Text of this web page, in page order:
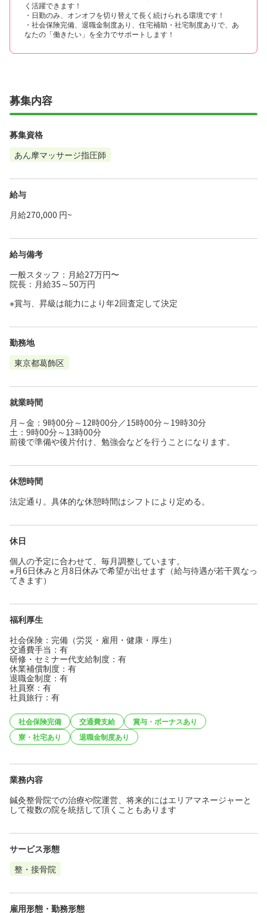
く活躍できます！
・日勤のみ、オンオフを切り替えて長く続けられる環境です！
・社会保険完備、退職金制度あり、住宅補助・社宅制度ありで、あ
なたの「働きたい」を全力でサポートします！
募集内容
募集資格
あん摩マッサージ指圧師
給与
月給270,000 円~
給与備考
一般スタッフ：月給27万円〜
院長：月給35～50万円
※賞与、昇級は能力により年2回査定して決定
勤務地
東京都葛飾区
就業時間
月～金：9時00分～12時00分／15時00分～19時30分
土：9時00分～13時00分
前後で準備や後片付け、勉強会などを行うことになります。
休憩時間
法定通り。具体的な休憩時間はシフトにより定める。
休日
個人の予定に合わせて、毎月調整しています。
※月6日休みと月8日休みで希望が出せます（給与待遇が若干異なっ
てきます）
福利厚生
社会保険：完備（労災・雇用・健康・厚生）
交通費手当：有
研修・セミナー代支給制度：有
休業補償制度：有
退職金制度：有
社員寮：有
社員旅行：有
社会保険完備 交通費支給
賞与・ボーナスあり
寮・社宅あり
退職金制度あり
業務内容
鍼灸整骨院での治療や院運営、将来的にはエリアマネージャーと
して複数の院を統括して頂くこともあります
サービス形態
整・接骨院
雇用形態・勤務形態